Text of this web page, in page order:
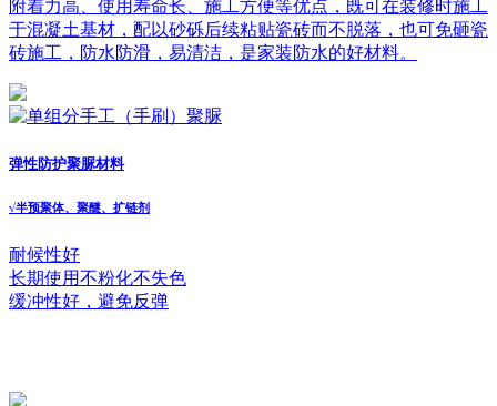
附着力高、使用寿命长、施工方便等优点，既可在装修时施工
于混凝土基材，配以砂砾后续粘贴瓷砖而不脱落，也可免砸瓷
砖施工，防水防滑，易清洁，是家装防水的好材料。
弹性防护聚脲材料
√半预聚体、聚醚、扩链剂
耐候性好
长期使用不粉化不失色
缓冲性好，避免反弹